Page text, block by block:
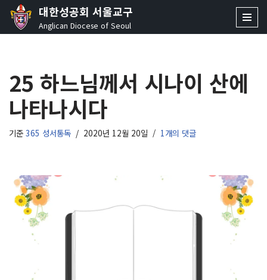
콘
로
건
너
뛰
기
대한성공회 서울교구
Anglican Diocese of Seoul
25 하느님께서 시나이 산에
나타나시다
기준 365 성서통독 2020년 12월 20일 1개의 댓글